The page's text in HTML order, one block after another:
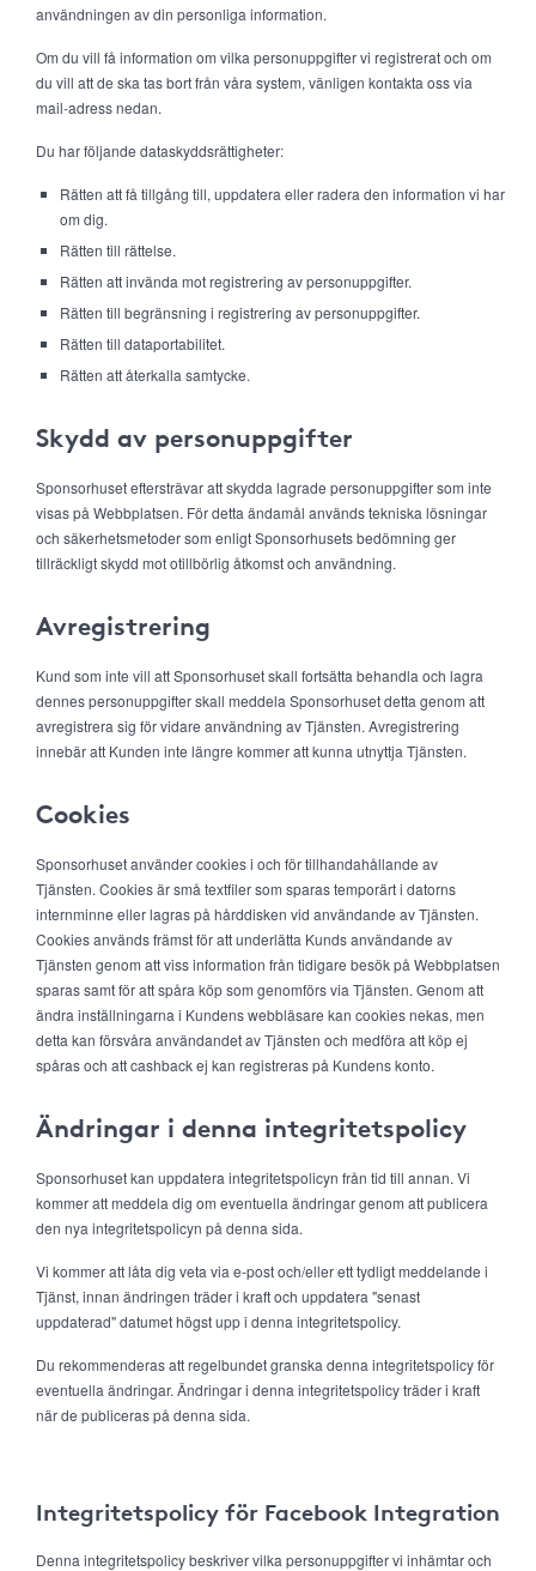
användningen av din personliga information.
Om du vill få information om vilka personuppgifter vi registrerat och om
du vill att de ska tas bort från våra system, vänligen kontakta oss via
mail-adress nedan.
Du har följande dataskyddsrättigheter:
Rätten att få tillgång till, uppdatera eller radera den information vi har
om dig.
Rätten till rättelse.
Rätten att invända mot registrering av personuppgifter.
Rätten till begränsning i registrering av personuppgifter.
Rätten till dataportabilitet.
Rätten att återkalla samtycke.
Skydd av personuppgifter
Sponsorhuset eftersträvar att skydda lagrade personuppgifter som inte
visas på Webbplatsen. För detta ändamål används tekniska lösningar
och säkerhetsmetoder som enligt Sponsorhusets bedömning ger
tillräckligt skydd mot otillbörlig åtkomst och användning.
Avregistrering
Kund som inte vill att Sponsorhuset skall fortsätta behandla och lagra
dennes personuppgifter skall meddela Sponsorhuset detta genom att
avregistrera sig för vidare användning av Tjänsten. Avregistrering
innebär att Kunden inte längre kommer att kunna utnyttja Tjänsten.
Cookies
Sponsorhuset använder cookies i och för tillhandahållande av
Tjänsten. Cookies är små textfiler som sparas temporärt i datorns
internminne eller lagras på hårddisken vid användande av Tjänsten.
Cookies används främst för att underlätta Kunds användande av
Tjänsten genom att viss information från tidigare besök på Webbplatsen
sparas samt för att spåra köp som genomförs via Tjänsten. Genom att
ändra inställningarna i Kundens webbläsare kan cookies nekas, men
detta kan försvåra användandet av Tjänsten och medföra att köp ej
spåras och att cashback ej kan registreras på Kundens konto.
Ändringar i denna integritetspolicy
Sponsorhuset kan uppdatera integritetspolicyn från tid till annan. Vi
kommer att meddela dig om eventuella ändringar genom att publicera
den nya integritetspolicyn på denna sida.
Vi kommer att låta dig veta via e-post och/eller ett tydligt meddelande i
Tjänst, innan ändringen träder i kraft och uppdatera "senast
uppdaterad" datumet högst upp i denna integritetspolicy.
Du rekommenderas att regelbundet granska denna integritetspolicy för
eventuella ändringar. Ändringar i denna integritetspolicy träder i kraft
när de publiceras på denna sida.
Integritetspolicy för Facebook Integration
Denna integritetspolicy beskriver vilka personuppgifter vi inhämtar och